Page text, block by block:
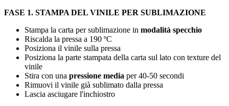
FASE 1. STAMPA DEL VINILE PER SUBLIMAZIONE
Stampa la carta per sublimazione in modalità specchio
Riscalda la pressa a 190 ºC
Posiziona il vinile sulla pressa
Posiziona la parte stampata della carta sul lato con texture del
vinile
Stira con una pressione media per40-50 secondi
Rimuovi il vinile già sublimato dalla pressa
Lascia asciugare l'inchiostro